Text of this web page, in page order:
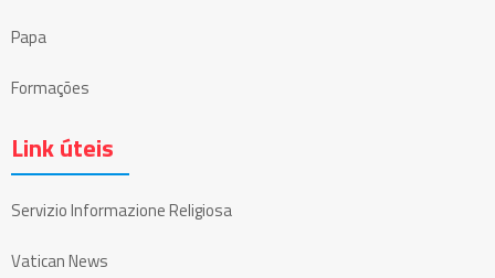
Papa
Formações
Link úteis
Servizio Informazione Religiosa
Vatican News